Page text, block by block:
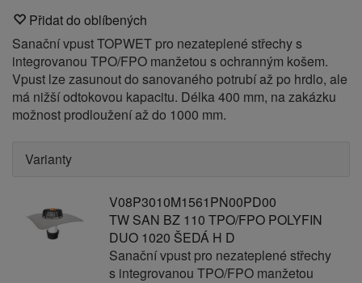
Přidat do oblíbených
Sanační vpust TOPWET pro nezateplené střechy s
integrovanou TPO/FPO manžetou s ochranným košem.
Vpust lze zasunout do sanovaného potrubí až po hrdlo, ale
má nižší odtokovou kapacitu. Délka 400 mm, na zakázku
možnost prodloužení až do 1000 mm.
Varianty
V08P3010M1561PN00PD00
TW SAN BZ 110 TPO/FPO POLYFIN
DUO 1020 ŠEDÁ H D
Sanační vpust pro nezateplené střechy
s integrovanou TPO/FPO manžetou